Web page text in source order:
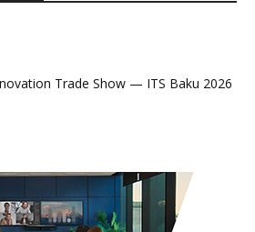
Trade Show — ITS Baku 2026